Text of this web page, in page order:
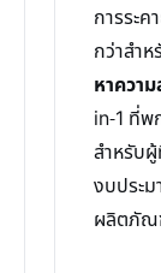
การระ
กว่าสำ
หาควา
in-1 ที่พ
สำหรับ
งบประ
ผลิตภัณ